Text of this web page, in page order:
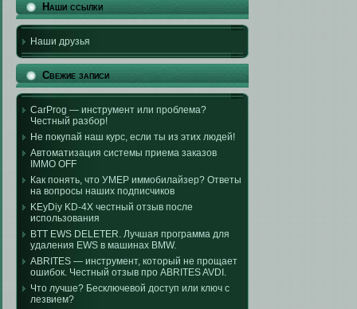
Наши ссылки
Наши друзья
Свежие записи
CarProg — инструмент или проблема?
Честный разбор!
Не покупай наш курс, если ты из этих людей!
Автоматизация системы приема заказов
IMMO OFF
Как понять, что УМЕР иммобилайзер? Ответы
на вопросы наших подписчиков
KEyDiy KD-4X честный отзыв после
использования
BTT EWS DELETER. Лучшая программа для
удаления EWS в машинах BMW.
ABRITES — инструмент, который не прощает
ошибок. Честный отзыв про ABRITES AVDI.
Что лучше? Бесключевой доступ или ключ с
лезвием?